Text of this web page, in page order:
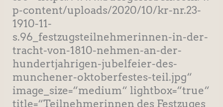
p-content/uploads/2020/10/kr-nr.23-
1910-11-
s.96_festzugsteilnehmerinnen-in-der-
tracht-von-1810-nehmen-an-der-
hundertjahrigen-jubelfeier-des-
munchener-oktoberfestes-teil.jpg“
image_size=“medium“ lightbox=“true“
title=“Teilnehmerinnen des Festzuges